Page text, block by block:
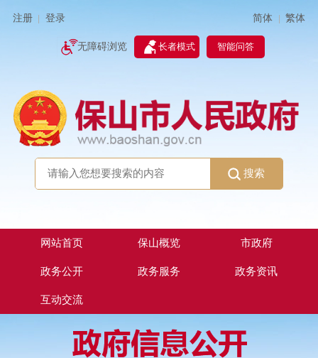
注册 登录 简体 | 繁体
无障碍浏览 长者模式 智能问答
搜索
网站首页 保山概览 市政府
政务公开 政务服务 政务资讯
互动交流